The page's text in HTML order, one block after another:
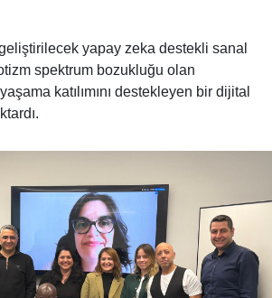
yapay zeka destekli sanal
spektrum bozukluğu olan
katılımını destekleyen bir dijital